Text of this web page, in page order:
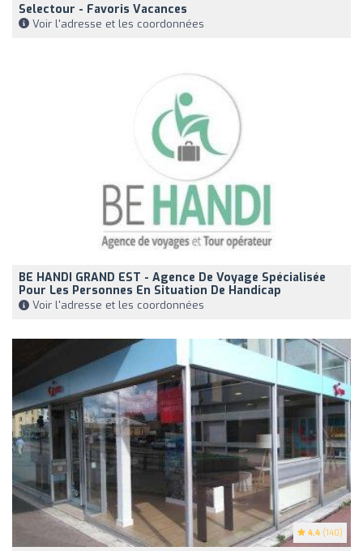
Selectour - Favoris Vacances
Voir l'adresse et les coordonnées
BE HANDI GRAND EST - Agence De Voyage Spécialisée
Pour Les Personnes En Situation De Handicap
Voir l'adresse et les coordonnées
4.4 (140)